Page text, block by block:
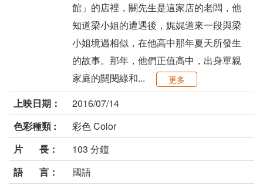
館」的店裡，關先生是這家店的老闆，他
知道梁小姐的遭遇後，娓娓道來一段與梁
小姐境遇相似，在他高中那年夏天所發生
的故事。那年，他們正值高中，出身單親
家庭的關閔綠和...
更多
上映日期：
2016/07/14
色彩種類 :
彩色 Color
片 長：
103 分鐘
語 言：
國語